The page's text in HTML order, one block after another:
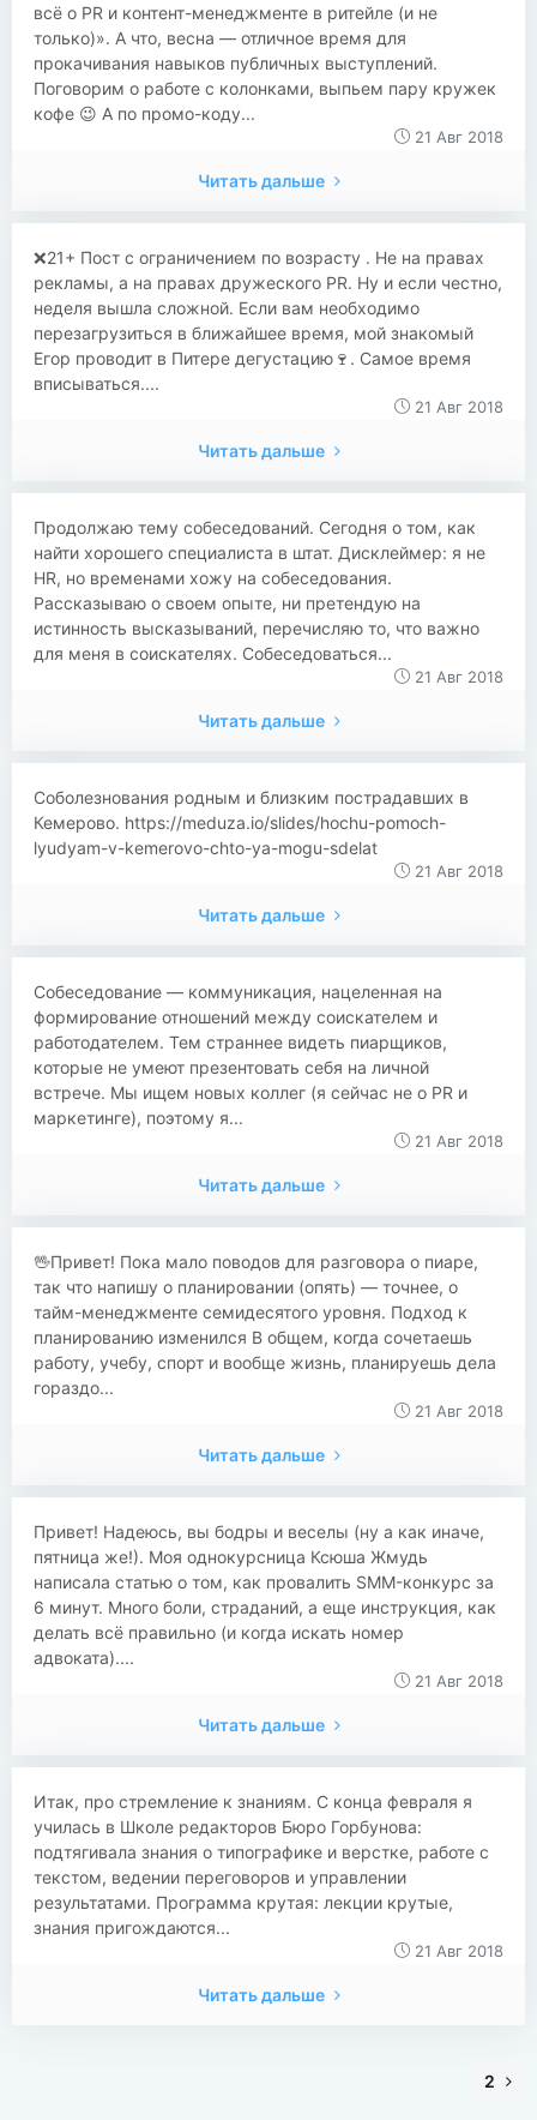
всё о PR и контент-менеджменте в ритейле (и не
только)». А что, весна ― отличное время для
прокачивания навыков публичных выступлений.
Поговорим о работе с колонками, выпьем пару кружек
кофе 😉 А по промо-коду...
21 Авг 2018
Читать дальше
❌21+ Пост с ограничением по возрасту . Не на правах
рекламы, а на правах дружеского PR. Ну и если честно,
неделя вышла сложной. Если вам необходимо
перезагрузиться в ближайшее время, мой знакомый
Егор проводит в Питере дегустацию🍷. Самое время
вписываться....
21 Авг 2018
Читать дальше
Продолжаю тему собеседований. Сегодня о том, как
найти хорошего специалиста в штат. Дисклеймер: я не
HR, но временами хожу на собеседования.
Рассказываю о своем опыте, ни претендую на
истинность высказываний, перечисляю то, что важно
для меня в соискателях. Собеседоваться...
21 Авг 2018
Читать дальше
Соболезнования родным и близким пострадавших в
Кемерово. https://meduza.io/slides/hochu-pomoch-
lyudyam-v-kemerovo-chto-ya-mogu-sdelat
21 Авг 2018
Читать дальше
Собеседование ― коммуникация, нацеленная на
формирование отношений между соискателем и
работодателем. Тем страннее видеть пиарщиков,
которые не умеют презентовать себя на личной
встрече. Мы ищем новых коллег (я сейчас не о PR и
маркетинге), поэтому я...
21 Авг 2018
Читать дальше
🖖Привет! Пока мало поводов для разговора о пиаре,
так что напишу о планировании (опять) ― точнее, о
тайм-менеджменте семидесятого уровня. Подход к
планированию изменился В общем, когда сочетаешь
работу, учебу, спорт и вообще жизнь, планируешь дела
гораздо...
21 Авг 2018
Читать дальше
Привет! Надеюсь, вы бодры и веселы (ну а как иначе,
пятница же!). Моя однокурсница Ксюша Жмудь
написала статью о том, как провалить SMM-конкурс за
6 минут. Много боли, страданий, а еще инструкция, как
делать всё правильно (и когда искать номер
адвоката)....
21 Авг 2018
Читать дальше
Итак, про стремление к знаниям. С конца февраля я
училась в Школе редакторов Бюро Горбунова:
подтягивала знания о типографике и верстке, работе с
текстом, ведении переговоров и управлении
результатами. Программа крутая: лекции крутые,
знания пригождаются...
21 Авг 2018
Читать дальше
2